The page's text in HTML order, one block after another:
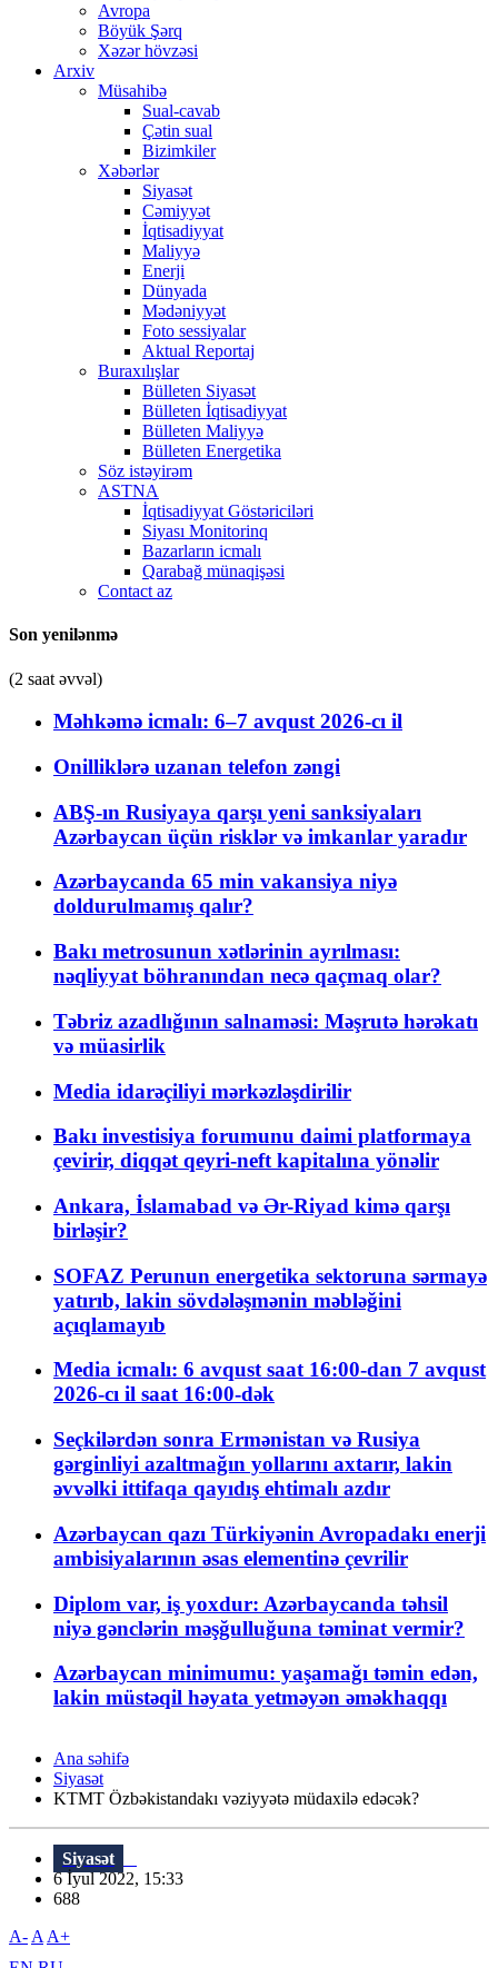
Avropa
Böyük Şərq
Xəzər hövzəsi
Arxiv
Müsahibə
Sual-cavab
Çətin sual
Bizimkiler
Xəbərlər
Siyasət
Cəmiyyət
İqtisadiyyat
Maliyyə
Enerji
Dünyada
Mədəniyyət
Foto sessiyalar
Aktual Reportaj
Buraxılışlar
Bülleten Siyasət
Bülleten İqtisadiyyat
Bülleten Maliyyə
Bülleten Energetika
Söz istəyirəm
ASTNA
İqtisadiyyat Göstəriciləri
Siyası Monitorinq
Bazarların icmalı
Qarabağ münaqişəsi
Contact az
Son yenilənmə
(2 saat əvvəl)
Məhkəmə icmalı: 6–7 avqust 2026-cı il
Onilliklərə uzanan telefon zəngi
ABŞ-ın Rusiyaya qarşı yeni sanksiyaları
Azərbaycan üçün risklər və imkanlar yaradır
Azərbaycanda 65 min vakansiya niyə
doldurulmamış qalır?
Bakı metrosunun xətlərinin ayrılması:
nəqliyyat böhranından necə qaçmaq olar?
Təbriz azadlığının salnaməsi: Məşrutə hərəkatı
və müasirlik
Media idarəçiliyi mərkəzləşdirilir
Bakı investisiya forumunu daimi platformaya
çevirir, diqqət qeyri-neft kapitalına yönəlir
Ankara, İslamabad və Ər-Riyad kimə qarşı
birləşir?
SOFAZ Perunun energetika sektoruna sərmayə
yatırıb, lakin sövdələşmənin məbləğini
açıqlamayıb
Media icmalı: 6 avqust saat 16:00-dan 7 avqust
2026-cı il saat 16:00-dək
Seçkilərdən sonra Ermənistan və Rusiya
gərginliyi azaltmağın yollarını axtarır, lakin
əvvəlki ittifaqa qayıdış ehtimalı azdır
Azərbaycan qazı Türkiyənin Avropadakı enerji
ambisiyalarının əsas elementinə çevrilir
Diplom var, iş yoxdur: Azərbaycanda təhsil
niyə gənclərin məşğulluğuna təminat vermir?
Azərbaycan minimumu: yaşamağı təmin edən,
lakin müstəqil həyata yetməyən əməkhaqqı
Ana səhifə
Siyasət
KTMT Özbəkistandakı vəziyyətə müdaxilə edəcək?
Siyasət
6 İyul 2022, 15:33
688
A- A A+